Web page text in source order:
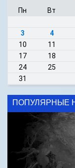
Пн Вт
3
4
10
11
17
18
24
25
31
ПОПУЛЯРНЫЕ